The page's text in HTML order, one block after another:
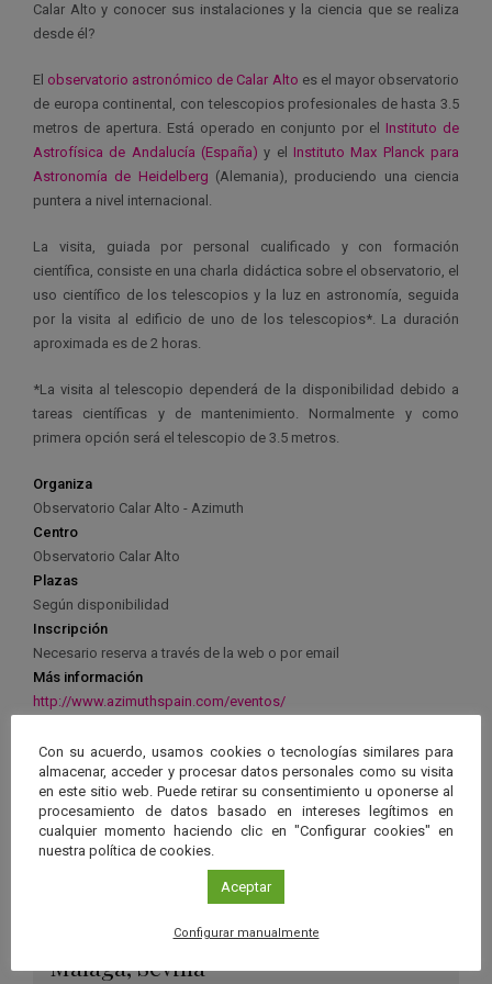
Calar Alto y conocer sus instalaciones y la ciencia que se realiza
desde él?
El observatorio astronómico de Calar Alto es el mayor observatorio
de europa continental, con telescopios profesionales de hasta 3.5
metros de apertura. Está operado en conjunto por el Instituto de
Astrofísica de Andalucía (España) y el Instituto Max Planck para
Astronomía de Heidelberg (Alemania), produciendo una ciencia
puntera a nivel internacional.
La visita, guiada por personal cualificado y con formación
científica, consiste en una charla didáctica sobre el observatorio, el
uso científico de los telescopios y la luz en astronomía, seguida
por la visita al edificio de uno de los telescopios*. La duración
aproximada es de 2 horas.
*La visita al telescopio dependerá de la disponibilidad debido a
tareas científicas y de mantenimiento. Normalmente y como
primera opción será el telescopio de 3.5 metros.
Organiza
Observatorio Calar Alto - Azimuth
Centro
Observatorio Calar Alto
Plazas
Según disponibilidad
Inscripción
Necesario reserva a través de la web o por email
Más información
http://www.azimuthspain.com/eventos/
Próximos eventos Ver más
26 JUN 2026 - 26 ENE 2028
Planetario/Gérgal
Málaga,Sevilla
Con su acuerdo, usamos cookies o tecnologías similares para
almacenar, acceder y procesar datos personales como su visita
en este sitio web. Puede retirar su consentimiento u oponerse al
procesamiento de datos basado en intereses legítimos en
cualquier momento haciendo clic en "Configurar cookies" en
nuestra política de cookies.
Aceptar
Configurar manualmente